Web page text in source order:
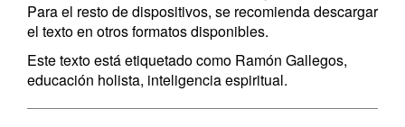
Para el resto de dispositivos, se recomienda descargar
el texto en otros formatos disponibles.
Este texto está etiquetado como Ramón Gallegos,
educación holista, inteligencia espiritual.